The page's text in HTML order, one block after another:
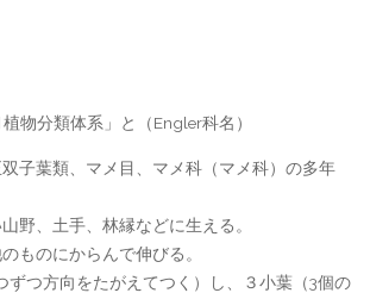
物分類体系」と（Engler科名）
子葉類、マメ目、マメ科（マメ科）の多年
野、土手、林縁などに生える。
ものにからんで伸びる。
ずつ方向をたがえてつく）し、３小葉（3個の